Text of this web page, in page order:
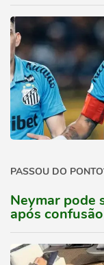
PASSOU DO
Neymar pode
após